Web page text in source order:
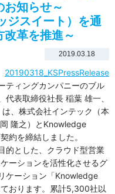
お知らせ～
スイート）を通
改革を推進～
2019.03.18
20190318_KSPressRelease
ティングカンパニーのブル
表取締役社長 稲葉 雄一、
、株式会社インテック（本
隆之）とKnowledge
約を締結しました。
的とした、クラウド型営業
ーションを活性化させるグ
ケーション「Knowledge
おります。累計5,300社以